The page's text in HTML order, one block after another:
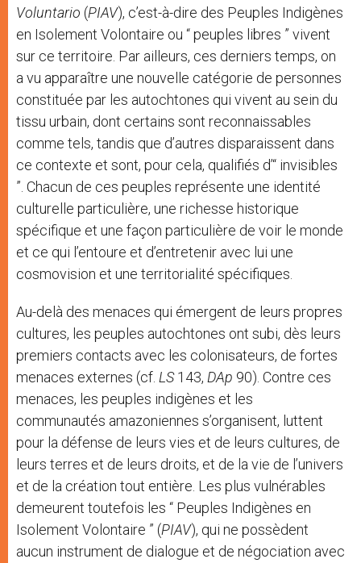
Voluntario (PIAV), c’est-à-dire des Peuples Indigènes
en Isolement Volontaire ou “ peuples libres ” vivent
sur ce territoire. Par ailleurs, ces derniers temps, on
a vu apparaître une nouvelle catégorie de personnes
constituée par les autochtones qui vivent au sein du
tissu urbain, dont certains sont reconnaissables
comme tels, tandis que d’autres disparaissent dans
ce contexte et sont, pour cela, qualifiés d’“ invisibles
”. Chacun de ces peuples représente une identité
culturelle particulière, une richesse historique
spécifique et une façon particulière de voir le monde
et ce qui l’entoure et d’entretenir avec lui une
cosmovision et une territorialité spécifiques.
Au-delà des menaces qui émergent de leurs propres
cultures, les peuples autochtones ont subi, dès leurs
premiers contacts avec les colonisateurs, de fortes
menaces externes (cf. LS143, DAp 90). Contre ces
menaces, les peuples indigènes et les
communautés amazoniennes s’organisent, luttent
pour la défense de leurs vies et de leurs cultures, de
leurs terres et de leurs droits, et de la vie de l’univers
et de la création tout entière. Les plus vulnérables
demeurent toutefois les “ Peuples Indigènes en
Isolement Volontaire ” (PIAV), qui ne possèdent
aucun instrument de dialogue et de négociation avec